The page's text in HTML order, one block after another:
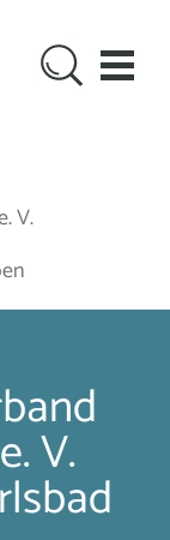
V.
V.